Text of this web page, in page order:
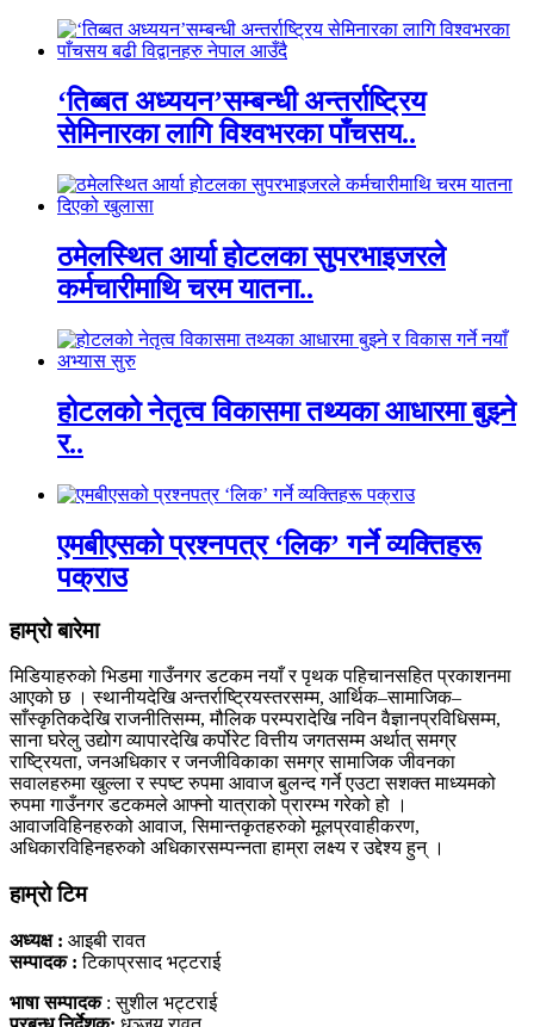
‘तिब्बत अध्ययन’सम्बन्धी अन्तर्राष्ट्रिय
सेमिनारका लागि विश्वभरका पाँचसय..
ठमेलस्थित आर्या होटलका सुपरभाइजरले
कर्मचारीमाथि चरम यातना..
होटलको नेतृत्व विकासमा तथ्यका आधारमा बुझ्ने
र..
एमबीएसको प्रश्नपत्र ‘लिक’ गर्ने व्यक्तिहरू
पक्राउ
हाम्रो बारेमा
मिडियाहरुको भिडमा गाउँनगर डटकम नयाँ र पृथक पहिचानसहित प्रकाशनमा
आएको छ । स्थानीयदेखि अन्तर्राष्ट्रियस्तरसम्म, आर्थिक–सामाजिक–
साँस्कृतिकदेखि राजनीतिसम्म, मौलिक परम्परादेखि नविन वैज्ञानप्रविधिसम्म,
साना घरेलु उद्योग व्यापारदेखि कर्पोरेट वित्तीय जगतसम्म अर्थात् समग्र
राष्ट्रियता, जनअधिकार र जनजीविकाका समग्र सामाजिक जीवनका
सवालहरुमा खुल्ला र स्पष्ट रुपमा आवाज बुलन्द गर्ने एउटा सशक्त माध्यमको
रुपमा गाउँनगर डटकमले आफ्नो यात्राको प्रारम्भ गरेको हो ।
आवाजविहिनहरुको आवाज, सिमान्तकृतहरुको मूलप्रवाहीकरण,
अधिकारविहिनहरुको अधिकारसम्पन्नता हाम्रा लक्ष्य र उद्देश्य हुन् ।
हाम्राे टिम
अध्यक्ष : आइबी रावत
सम्पादक :टिकाप्रसाद भट्टराई
भाषा सम्पादक: सुशील भट्टराई